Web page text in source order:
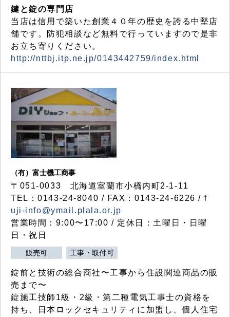
鍵と錠の専門店
当店は信用で築いた創業４０年の歴史を誇る中堅店
舗です。防犯相談など無料で行っていますので是非
お立ち寄りください。
http://nttbj.itp.ne.jp/0143442759/index.html
（有）富士機工商事
〒051-0033 北海道室蘭市小橋内町2-1-11
TEL：0143-24-8040 / FAX：0143-24-6226 / f
uji-info@ymail.plala.or.jp
営業時間：9:00〜17:00 / 定休日：土曜日・日曜
日・祝日
販売可 工事・取付可
錠前と技術の総合商社〜工事から住設関連商品の販
売まで〜
錠施工技師1級・2級・第二種電気工事士の資格を
持ち、日本ロックセキュリティに加盟し、個人住宅